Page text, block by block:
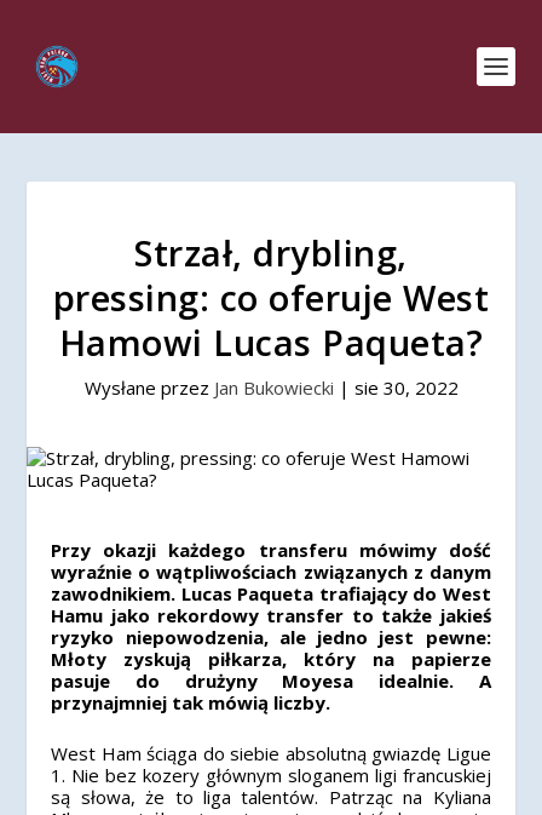
Strzał, drybling,
pressing: co oferuje West
Hamowi Lucas Paqueta?
Wysłane przez Jan Bukowiecki | sie 30, 2022
Przy okazji każdego transferu mówimy dość
wyraźnie o wątpliwościach związanych z danym
zawodnikiem. Lucas Paqueta trafiający do West
Hamu jako rekordowy transfer to także jakieś
ryzyko niepowodzenia, ale jedno jest pewne:
Młoty zyskują piłkarza, który na papierze
pasuje do drużyny Moyesa idealnie. A
przynajmniej tak mówią liczby.
West Ham ściąga do siebie absolutną gwiazdę Ligue
1. Nie bez kozery głównym sloganem ligi francuskiej
są słowa, że to liga talentów. Patrząc na Kyliana